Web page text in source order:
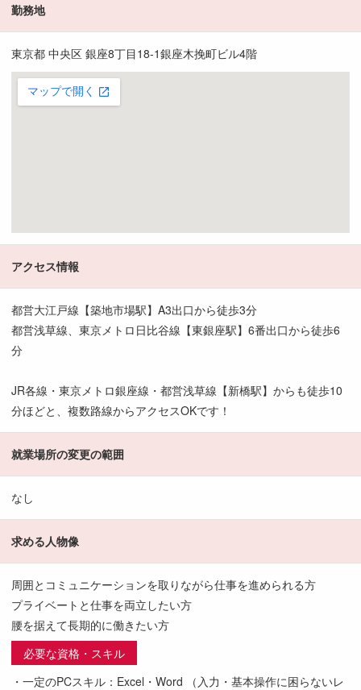
勤務地
東京都 中央区 銀座8丁目18-1銀座木挽町ビル4階
アクセス情報
都営大江戸線【築地市場駅】A3出口から徒歩3分
都営浅草線、東京メトロ日比谷線【東銀座駅】6番出口から徒歩6
分
JR各線・東京メトロ銀座線・都営浅草線【新橋駅】からも徒歩10
分ほどと、複数路線からアクセスOKです！
就業場所の変更の範囲
なし
求める人物像
周囲とコミュニケーションを取りながら仕事を進められる方
プライベートと仕事を両立したい方
腰を据えて長期的に働きたい方
必要な資格・スキル
・一定のPCスキル：Excel・Word （入力・基本操作に困らないレ